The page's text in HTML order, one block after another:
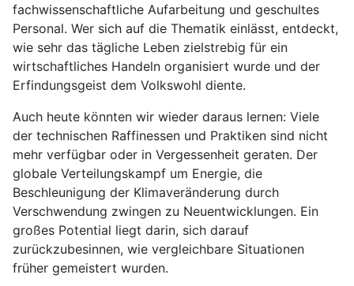
fachwissenschaftliche Aufarbeitung und geschultes
Personal. Wer sich auf die Thematik einlässt, entdeckt,
wie sehr das tägliche Leben zielstrebig für ein
wirtschaftliches Handeln organisiert wurde und der
Erfindungsgeist dem Volkswohl diente.
Auch heute könnten wir wieder daraus lernen: Viele
der technischen Raffinessen und Praktiken sind nicht
mehr verfügbar oder in Vergessenheit geraten. Der
globale Verteilungskampf um Energie, die
Beschleunigung der Klimaveränderung durch
Verschwendung zwingen zu Neuentwicklungen. Ein
großes Potential liegt darin, sich darauf
zurückzubesinnen, wie vergleichbare Situationen
früher gemeistert wurden.